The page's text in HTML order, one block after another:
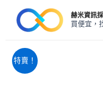
赫米資訊
買便宜，
特賣！
Apacer
PC
DDR5